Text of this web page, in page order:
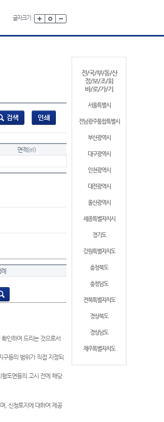
글자크기
전/국/부/동/산
정/보/조/회
바/로/가/기
서울특별시
전남광주통합특별시
부산광역시
대구광역시
인천광역시
대전광역시
울산광역시
세종특별자치시
경기도
강원특별자치도
충청북도
충청남도
전북특별자치도
경상북도
경상남도
제주특별자치도
면적(㎡)
인하여 드리는 것으로서
구등의 범위가 직접 지정되
형도면등의 고시 전에 해당
, 신청토지에 대하여 제공